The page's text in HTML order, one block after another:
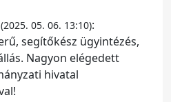
(2025. 05. 06. 13:10):
segítőkész ügyintézés,
Nagyon elégedett
hivatal